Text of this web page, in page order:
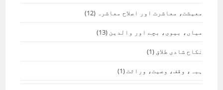
معیشت، معاشرت اور اصلاح معاشرہ (12)
میاں، بیوی، بچے اور والدین (13)
نکاح شادی طلاق (1)
ہبہ، وقف، وصیت، وراثت(1)